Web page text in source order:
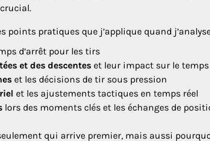
pratiques que j’applique quand
d’arrêt pour les tirs
et des descentes et leur impact sur le
et les décisions de tir sous pression
et les ajustements tactiques en temps réel
lors des moments clés et les échanges de
qui arrive premier, mais aussi